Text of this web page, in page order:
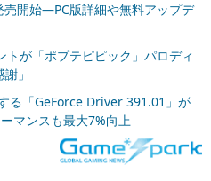
売開始―PC版詳細や無料アップデ
トが「ポプテピピック」パロディ
」
る「GeForce Driver 391.01」が
マンスも最大7%向上